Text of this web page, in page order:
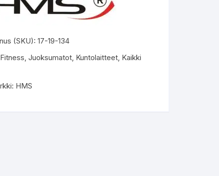
(SKU): 17-19-134
Fitness, Juoksumatot, Kuntolaitteet, Kaikki
HMS